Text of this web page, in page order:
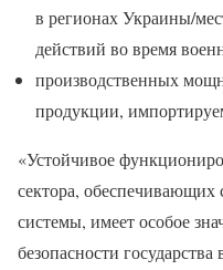
в регионах Украины/
действий во время
производственных
продукции,
«Устойчивое
сектора, обеспечивающих
системы, имеет особое
безопасности